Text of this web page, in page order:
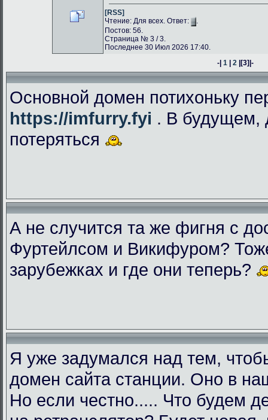
[RSS]
Чтение: Для всех. Ответ:
.
Постов: 56.
Страница № 3 / 3.
Последнее 30 Июл 2026 17:40.
-|1 |2 |[3]|-
Основной домен потихоньку
https://imfurry.fyi . В будущем,
потеряться
А не случится та же фигня с
Фуртейлсом и Викифуром?
зарубежках и где они теперь?
Я уже задумался над тем,
домен сайта станции. Оно в
Но если честно..... Что будем